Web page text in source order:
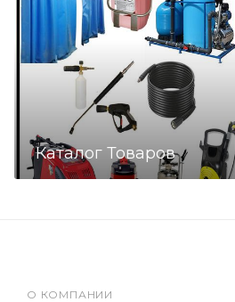
Каталог Товаров
О КОМПАНИИ